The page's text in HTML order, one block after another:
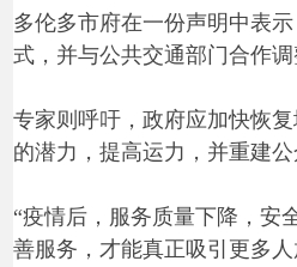
多伦多市府在一份声明中表
式，并与公共交通部门合作调
专家则呼吁，政府应加快恢
的潜力，提高运力，并重建公
“疫情后，服务质量下降，安
善服务，才能真正吸引更多